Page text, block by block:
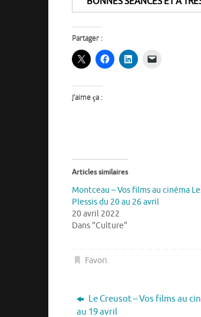
Partager :
J’aime ça :
Articles similaires
Montceau – Vos films au cinéma
Plessis du 20 au 26 avril
20 avril 2022
Dans "Culture"
Favori.
Le Creusot – Vos films au
au 19 avril